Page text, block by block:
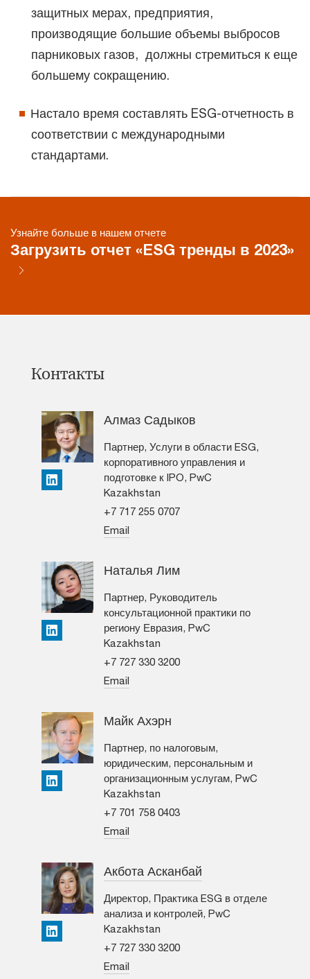
защитных мерах, предприятия,
производящие большие объемы выбросов
парниковых газов, должны стремиться к еще
большему сокращению.
Настало время составлять ESG-отчетность в
соответствии с международными
стандартами.
Узнайте больше в нашем отчете
Загрузить отчет «ESG тренды в 2023»
Контакты
LinkedIn
Алмаз Садыков
Партнер, Услуги в области ESG,
корпоративного управления и
подготовке к IPO, PwC
Kazakhstan
+7 717 255 0707
Email
LinkedIn
Наталья Лим
Партнер, Руководитель
консультационной практики по
региону Евразия, PwC
Kazakhstan
+7 727 330 3200
Email
LinkedIn
Майк Ахэрн
Партнер, по налоговым,
юридическим, персональным и
организационным услугам, PwC
Kazakhstan
+7 701 758 0403
Email
LinkedIn
Акбота Асканбай
Директор, Практика ESG в отделе
анализа и контролей, PwC
Kazakhstan
+7 727 330 3200
Email